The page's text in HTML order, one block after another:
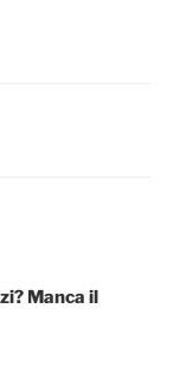
Manca il